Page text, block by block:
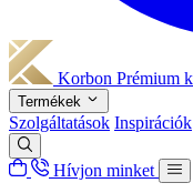
Korbon Prémium
Termékek
Szolgáltatások Inspirációk
Hívjon minket